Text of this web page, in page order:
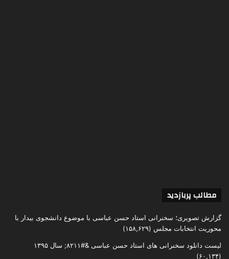
مطالب پربازدید
گزارش تصویری؛ سخنرانی استاد حسن عباسی با موضوع دانشجوی بیدار با
محوریت انتخابات مجلس (۱۵۸,۶۲۹)
لیست دانلود سخنرانی های استاد حسن عباسی &#۸۲۱۱; سال ۱۳۹۵
(۶۰,۱۳۴)